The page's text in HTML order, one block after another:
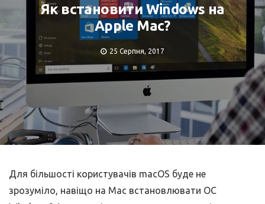
Як встановити Windows на
Apple Mac?
25 Серпня, 2017
Для більшості користувачів macOS буде не
зрозуміло, навіщо на Mac встановлювати ОС